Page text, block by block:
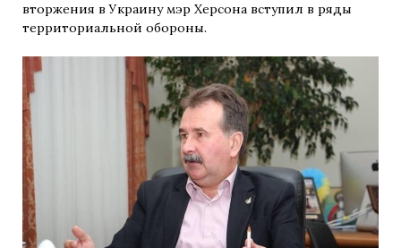
вторжения в Украину мэр Херсона вступил в ряды
территориальной обороны.